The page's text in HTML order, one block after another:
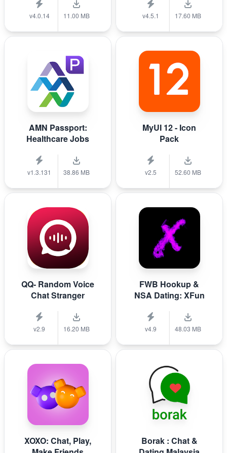
v4.0.14 11.00 MB v4.5.1 17.60 MB
AMN Passport:
Healthcare Jobs
v1.3.131 38.86 MB
MyUI 12 - Icon
Pack
v2.5 52.60 MB
QQ- Random Voice
Chat Stranger
v2.9 16.20 MB
FWB Hookup &
NSA Dating: XFun
v4.9 48.03 MB
XOXO: Chat, Play,
Borak : Chat &